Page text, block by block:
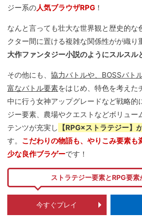
ジー系の人気ブラウザRPG ！
なんと言っても壮大な世界観と歴史的な
クター間に置ける複雑な関係性がが織り
大作ファンタジー小説のようにスルスル
その他にも、 協力バトルや、BOSSバト
富なバトル要素をはじめ、特色を考えた
中に行う女神アップグレードなど戦略的
ジー要素、農場やクエストなどボリュー
テンツが充実し
【RPG×ストラテジー】
す。 こだわりの物語も、やりこみ要素も
少な良作ブラゲーです！
ストラテジー要素とRPG要素
今すぐプレイ